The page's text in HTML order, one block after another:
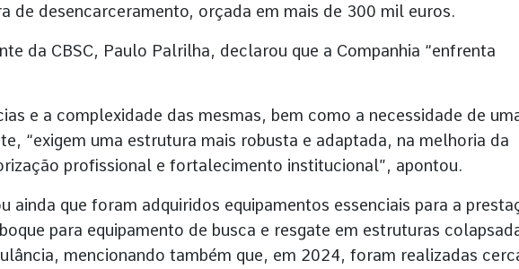
de desencarceramento, orçada em mais de 300 mil euros.
da CBSC, Paulo Palrilha, declarou que a Companhia “enfrenta
e a complexidade das mesmas, bem como a necessidade de
“exigem uma estrutura mais robusta e adaptada, na melhoria da
profissional e fortalecimento institucional”, apontou.
ainda que foram adquiridos equipamentos essenciais para a
para equipamento de busca e resgate em estruturas
mencionando também que, em 2024, foram realizadas